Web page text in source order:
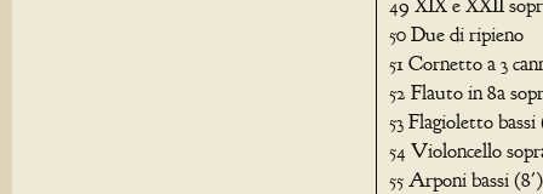
50 Due di ripieno
51 Cornetto a 3
52 Flauto in 8a
53 Flagioletto
54 Violoncello
55 Arponi bassi (8')